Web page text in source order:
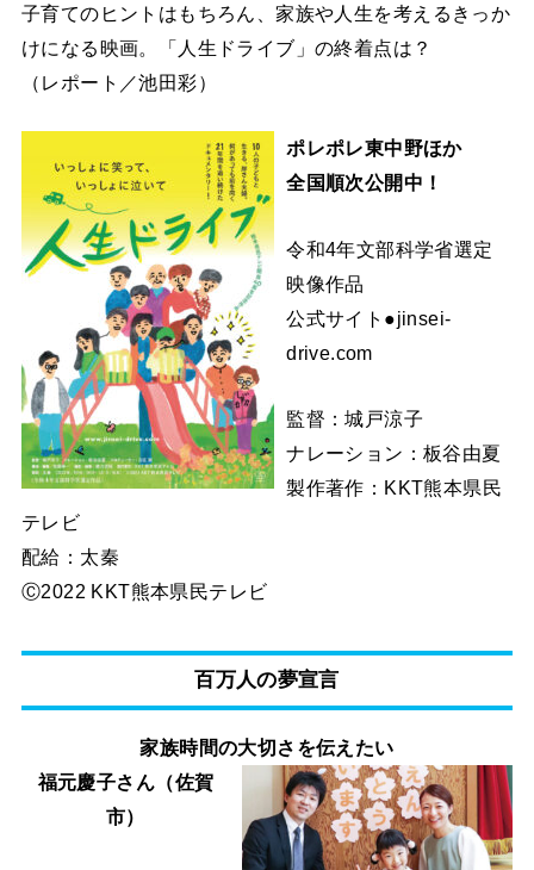
子育てのヒントはもちろん、家族や人生を考えるきっか
けになる映画。「人生ドライブ」の終着点は？
（レポート／池田彩）
ポレポレ東中野ほか
全国順次公開中！
令和4年文部科学省選定
映像作品
公式サイト●jinsei-
drive.com
監督：城戸涼子
ナレーション：板谷由夏
製作著作：KKT熊本県民
テレビ
配給：太秦
Ⓒ2022 KKT熊本県民テレビ
百万人の夢宣言
家族時間の大切さを伝えたい
福元慶子さん（佐賀
市）